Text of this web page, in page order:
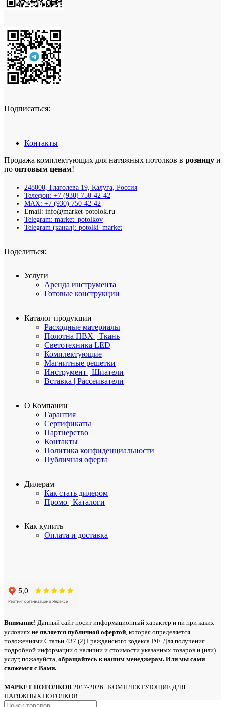
Подписаться:
Контакты
Продажа комплектующих для натяжных потолков в розницу и
по оптовым ценам!
248000, Глаголева 19, Калуга, Россия
Телефон: +7 (930) 750-42-42
MAX: +7 (930) 750-42-42
Email: info@market-potolok.ru
Telegram: market_potolkov
Telegram (канал): potolki_market
Поделиться:
Услуги
Аренда инструмента
Готовые конструкции
Каталог продукции
Расходные материалы
Полотна ПВХ | Ткань
Светотехника LED
Комплектующие
Магнитные решетки
Инструмент | Шпатели
Вставка | Рассеиватели
О Компании
Гарантия
Сертификаты
Партнерство
Контакты
Политика конфиденциальности
Публичная оферта
Дилерам
Как стать дилером
Промо | Каталоги
Как купить
Оплата и доставка
Внимание! Данный сайт носит информационный характер и ни при каких
условиях не является публичной офертой , которая определяется
положениями Статьи 437 (2) Гражданского кодекса РФ. Для получения
подробной информации о наличии и стоимости указанных товаров и (или)
услуг, пожалуйста, обращайтесь к нашим менеджерам. Или мы сами
свяжемся с Вами.
МАРКЕТ ПОТОЛКОВ 2017-2026 . КОМПЛЕКТУЮЩИЕ ДЛЯ
НАТЯЖНЫХ ПОТОЛКОВ.